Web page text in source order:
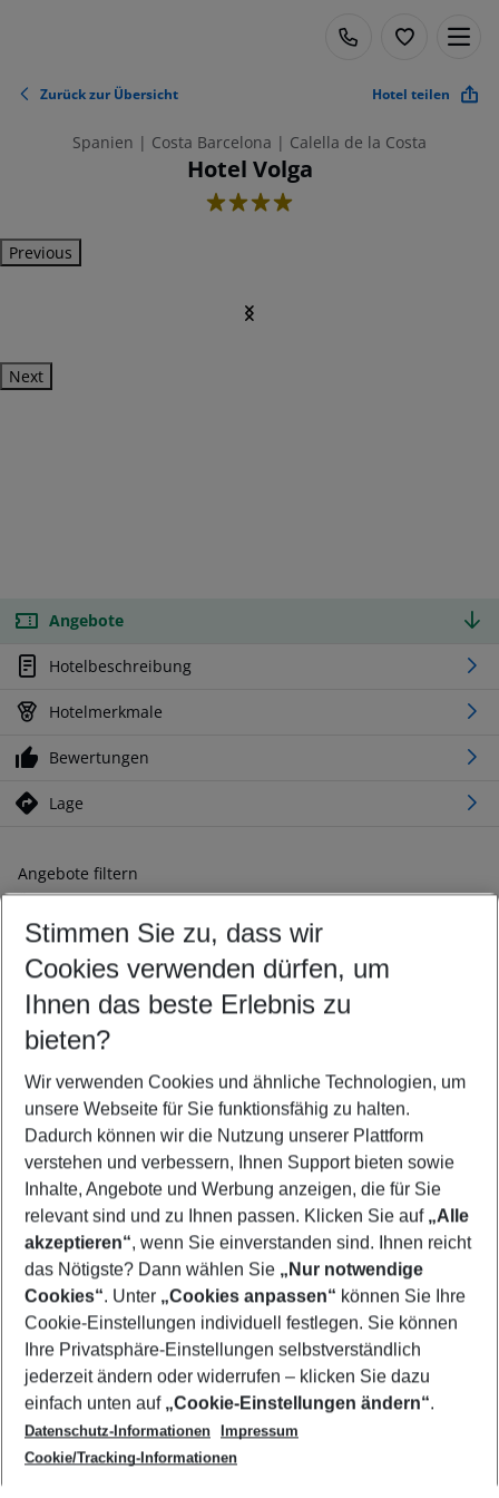
Zurück zur Übersicht Hotel teilen
Spanien | Costa Barcelona | Calella de la Costa
Hotel Volga
4
Previous
Next
Angebote
Hotelbeschreibung
Hotelmerkmale
Bewertungen
Lage
Angebote filtern
Ändern Sie Ihre Kriterien nach Ihren Wünschen
Abflughafen wählen
Beliebiger Abflughafen
Reisezeitraum wählen
11.08.26– 09.08.27 5-8 Nächte
2 Erwachsene Keine Kinder
Mehr Filter anzeigen
Footer
Footer navigation
Über uns
AGB
Cookie-Einstellungen ändern
Cookie-Richtlinie
Datenschutz
Service & Hilfe
Barrierefreies Reisen
Check-in
Folgen Sie uns
Stimmen Sie zu, dass wir
Cookies verwenden dürfen, um
Ihnen das beste Erlebnis zu
bieten?
Wir verwenden Cookies und ähnliche Technologien, um
unsere Webseite für Sie funktionsfähig zu halten.
Dadurch können wir die Nutzung unserer Plattform
verstehen und verbessern, Ihnen Support bieten sowie
Inhalte, Angebote und Werbung anzeigen, die für Sie
relevant sind und zu Ihnen passen. Klicken Sie auf „Alle
akzeptieren“, wenn Sie einverstanden sind. Ihnen reicht
das Nötigste? Dann wählen Sie „Nur notwendige
Cookies“. Unter „Cookies anpassen“ können Sie Ihre
Cookie-Einstellungen individuell festlegen. Sie können
Ihre Privatsphäre-Einstellungen selbstverständlich
jederzeit ändern oder widerrufen – klicken Sie dazu
einfach unten auf „Cookie-Einstellungen ändern“.
Datenschutz-Informationen
Impressum
Cookie/Tracking-Informationen